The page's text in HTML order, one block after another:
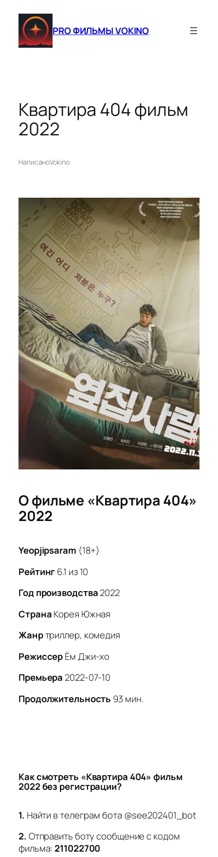
содержимомуPRO ФИЛЬМЫ VOKINO
Квартира 404 фильм
2022
НаписаноVokino
О фильме «Квартира 404»
2022
Yeopjipsaram (18+)
Рейтинг6.1 из 10
Год производства2022
СтранаКорея Южная
Жанртриллер, комедия
РежиссерЁм Джи-хо
Премьера 2022-07-10
Продолжительность 93 мин.
Как смотреть «Квартира 404» фильм
2022 без регистрации?
1. Найти в телеграм бота @see202401_bot
2. Отправить боту сообщение с кодом
фильма: 211022700